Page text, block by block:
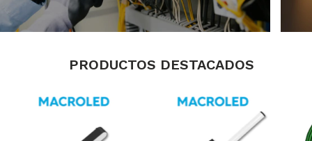
PRODUCTOS DESTACADOS